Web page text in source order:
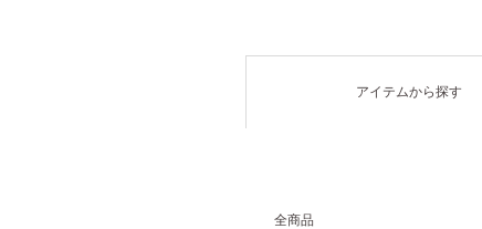
アイテムから探す
全商品